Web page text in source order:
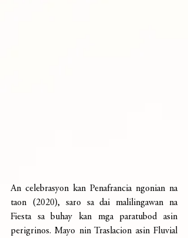
An celebrasyon kan Penafrancia ngonian na
taon (2020), saro sa dai malilingawan na
Fiesta sa buhay kan mga paratubod asin
perigrinos. Mayo nin Traslacion asin Fluvial